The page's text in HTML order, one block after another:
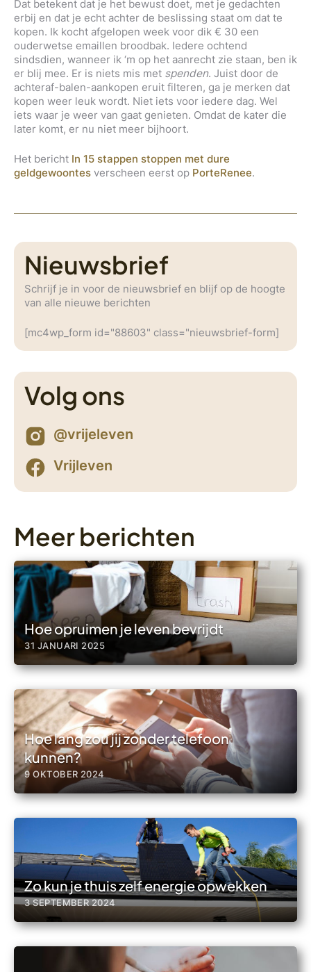
Dat betekent dat je het bewust doet, met je gedachten
erbij en dat je echt achter de beslissing staat om dat te
kopen. Ik kocht afgelopen week voor dik € 30 een
ouderwetse emaillen broodbak. Iedere ochtend
sindsdien, wanneer ik ‘m op het aanrecht zie staan, ben ik
er blij mee. Er is niets mis met spenden. Juist door de
achteraf-balen-aankopen eruit filteren, ga je merken dat
kopen weer leuk wordt. Niet iets voor iedere dag. Wel
iets waar je weer van gaat genieten. Omdat de kater die
later komt, er nu niet meer bijhoort.
Het bericht In 15 stappen stoppen met dure
geldgewoontes verscheen eerst op PorteRenee.
Nieuwsbrief
Schrijf je in voor de nieuwsbrief en blijf op de hoogte
van alle nieuwe berichten
[mc4wp_form id="88603" class="nieuwsbrief-form]
Volg ons
@vrijeleven
Vrijleven
Meer berichten
Hoe opruimen je leven bevrijdt
31 JANUARI 2025
Hoe lang zou jij zonder telefoon
kunnen?
9 OKTOBER 2024
Zo kun je thuis zelf energie opwekken
3 SEPTEMBER 2024